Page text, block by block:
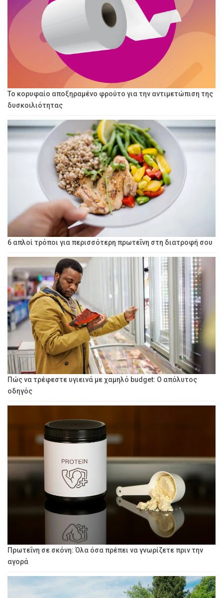
Το κορυφαίο αποξηραμένο φρούτο για την αντιμετώπιση της
δυσκοιλιότητας
6 απλοί τρόποι για περισσότερη πρωτεΐνη στη διατροφή σου
Πώς να τρέφεστε υγιεινά με χαμηλό budget: Ο απόλυτος
οδηγός
Πρωτεΐνη σε σκόνη: Όλα όσα πρέπει να γνωρίζετε πριν την
αγορά